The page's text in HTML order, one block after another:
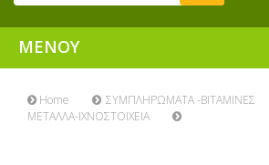
ΜΕΝΟΎ
Home
ΣΥΜΠΛΗΡΩΜΑΤΑ -ΒΙΤΑΜΙΝΕΣ
ΜΕΤΑΛΛΑ-ΙΧΝΟΣΤΟΙΧΕΙΑ